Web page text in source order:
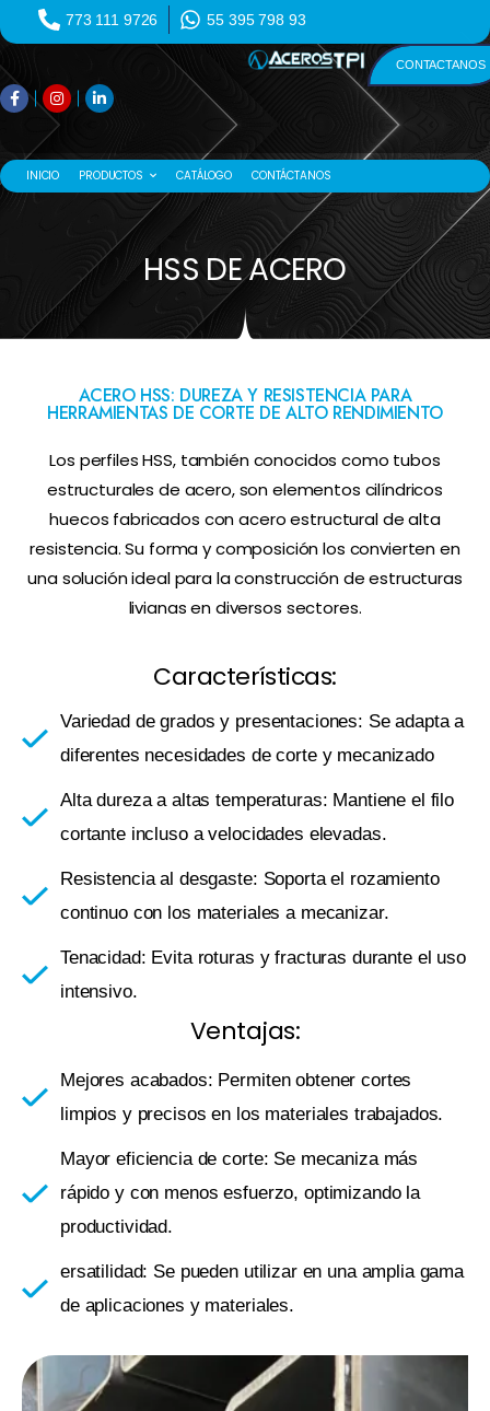
773 111 9726 55 395 798 93
CONTACTANOS
INICIO PRODUCTOS CATÁLOGO CONTÁCTANOS
HSS DE ACERO
ACERO HSS: DUREZA Y RESISTENCIA PARA
HERRAMIENTAS DE CORTE DE ALTO RENDIMIENTO
Los perfiles HSS, también conocidos como tubos
estructurales de acero, son elementos cilíndricos
huecos fabricados con acero estructural de alta
resistencia. Su forma y composición los convierten en
una solución ideal para la construcción de estructuras
livianas en diversos sectores.
Características:
Variedad de grados y presentaciones: Se adapta a
diferentes necesidades de corte y mecanizado
Alta dureza a altas temperaturas: Mantiene el filo
cortante incluso a velocidades elevadas.
Resistencia al desgaste: Soporta el rozamiento
continuo con los materiales a mecanizar.
Tenacidad: Evita roturas y fracturas durante el uso
intensivo.
Ventajas:
Mejores acabados: Permiten obtener cortes
limpios y precisos en los materiales trabajados.
Mayor eficiencia de corte: Se mecaniza más
rápido y con menos esfuerzo, optimizando la
productividad.
ersatilidad: Se pueden utilizar en una amplia gama
de aplicaciones y materiales.